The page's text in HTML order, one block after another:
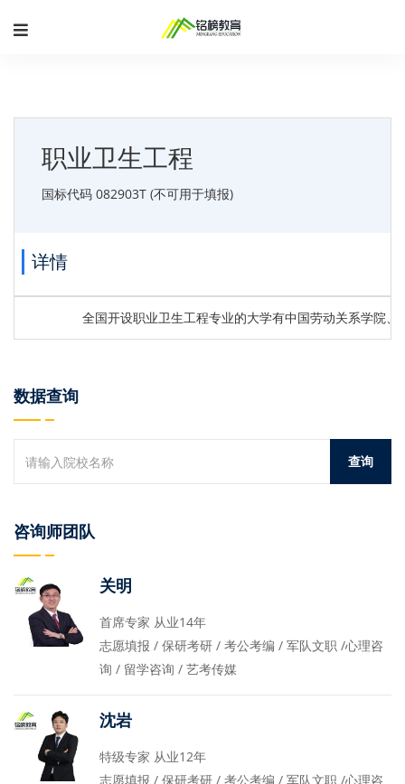
职业卫生工程
国标代码 082903T (不可用于填报)
详情
全国开设职业卫生工程专业的大学有中国劳动关系学院
数据查询
咨询师团队
关明
首席专家 从业14年
志愿填报 / 保研考研 / 考公考编 / 军队文职 /心理咨
询 / 留学咨询 / 艺考传媒
沈岩
特级专家 从业12年
志愿填报 / 保研考研 / 考公考编 / 军队文职 /心理咨